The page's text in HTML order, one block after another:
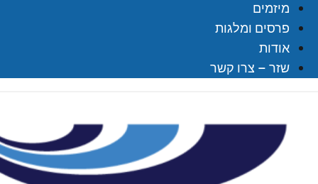
מיזמים
פרסים ומלגות
אודות
שזר – צרו קשר